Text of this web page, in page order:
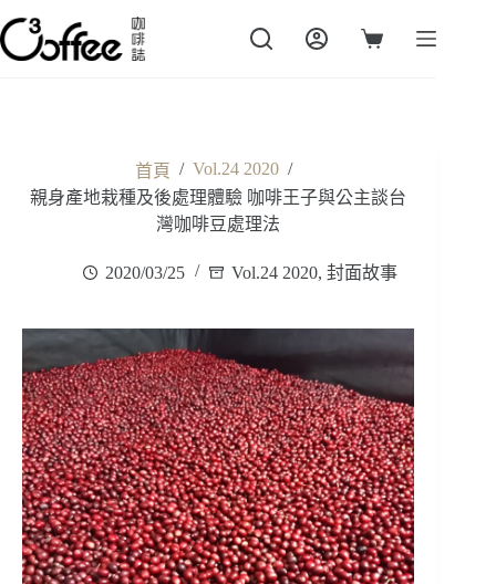
跳
至
主
購
首頁 / Vol.24 2020 /
親身產地栽種及後處理體驗 咖啡王子與公主談台
灣咖啡豆處理法
2020/03/25 Vol.24 2020,封面故事